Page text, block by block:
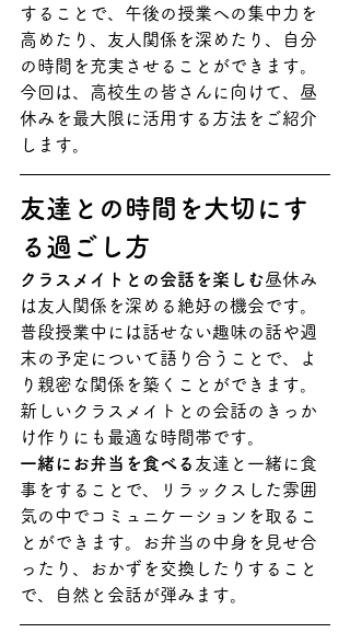
することで、午後の授業への集中力を
高めたり、友人関係を深めたり、自分
の時間を充実させることができます。
今回は、高校生の皆さんに向けて、昼
休みを最大限に活用する方法をご紹介
します。
友達との時間を大切にす
る過ごし方
クラスメイトとの会話を楽しむ昼休み
は友人関係を深める絶好の機会です。
普段授業中には話せない趣味の話や週
末の予定について語り合うことで、よ
り親密な関係を築くことができます。
新しいクラスメイトとの会話のきっか
け作りにも最適な時間帯です。
一緒にお弁当を食べる 友達と一緒に食
事をすることで、リラックスした雰囲
気の中でコミュニケーションを取るこ
とができます。お弁当の中身を見せ合
ったり、おかずを交換したりすること
で、自然と会話が弾みます。